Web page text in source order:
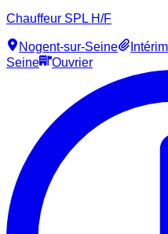
Chauffeur SPL H/F
Nogent-sur-Seine Intérim
Seine
Ouvrier